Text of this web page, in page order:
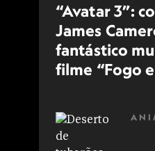
“Avatar 3”:
James
fantástico
filme “Fogo